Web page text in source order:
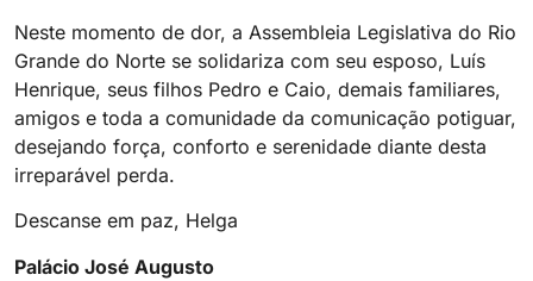
Neste momento de dor, a Assembleia Legislativa do Rio
Grande do Norte se solidariza com seu esposo, Luís
Henrique, seus filhos Pedro e Caio, demais familiares,
amigos e toda a comunidade da comunicação potiguar,
desejando força, conforto e serenidade diante desta
irreparável perda.
Descanse em paz, Helga
Palácio José Augusto